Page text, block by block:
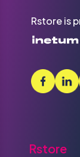
Rstore is
Rstore